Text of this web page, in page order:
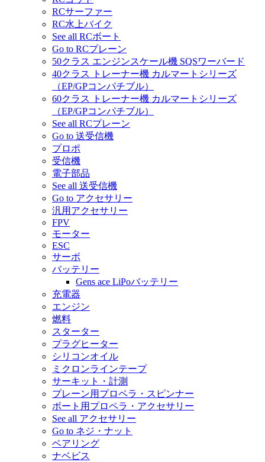
RCサーファー
RC水上バイク
See all RCボート
Go to RCプレーン
50クラス エンジンスケール機 SQSワーバード
40クラス トレーナー機 カルマートシリーズ
（EP/GPコンパチブル）
60クラス トレーナー機 カルマートシリーズ
（EP/GPコンパチブル）
See all RCプレーン
Go to 送受信機
プロポ
受信機
電子部品
See all 送受信機
Go to アクセサリー
汎用アクセサリー
FPV
モーター
ESC
サーボ
バッテリー
Gens ace LiPoバッテリー
充電器
エンジン
燃料
スターター
プラグヒーター
シリコンオイル
ミクロンラインテープ
サーキット・計測
プレーン用プロペラ・スピンナー
ボート用プロペラ・アクセサリー
See all アクセサリー
Go to ネジ・ナット
ベアリング
ナベビス